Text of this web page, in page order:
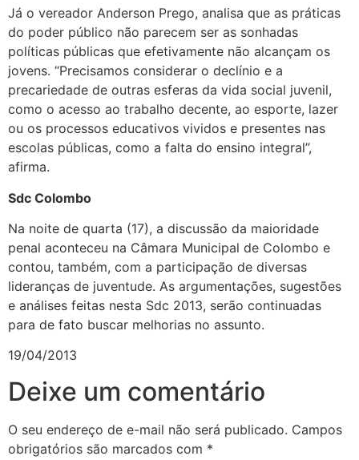
Já o vereador Anderson Prego, analisa que as práticas
do poder público não parecem ser as sonhadas
políticas públicas que efetivamente não alcançam os
jovens. “Precisamos considerar o declínio e a
precariedade de outras esferas da vida social juvenil,
como o acesso ao trabalho decente, ao esporte, lazer
ou os processos educativos vividos e presentes nas
escolas públicas, como a falta do ensino integral”,
afirma.
Sdc Colombo
Na noite de quarta (17), a discussão da maioridade
penal aconteceu na Câmara Municipal de Colombo e
contou, também, com a participação de diversas
lideranças de juventude. As argumentações, sugestões
e análises feitas nesta Sdc 2013, serão continuadas
para de fato buscar melhorias no assunto.
19/04/2013
Deixe um comentário
O seu endereço de e-mail não será publicado. Campos
obrigatórios são marcados com *